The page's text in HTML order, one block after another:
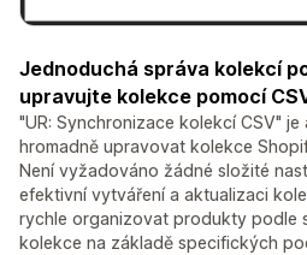
Jednoduchá správa kolekcí
upravujte kolekce pomocí
"UR: Synchronizace kolekcí CSV"
hromadně upravovat kolekce
Není vyžadováno žádné složité
efektivní vytváření a aktualizaci
rychle organizovat produkty podle
kolekce na základě specifických